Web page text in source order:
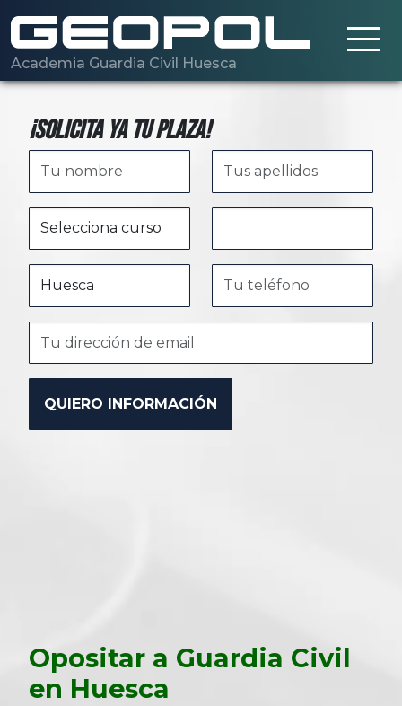
Academia Guardia Civil Huesca
¡Solicita ya tu plaza!
Opositar a Guardia Civil
en Huesca